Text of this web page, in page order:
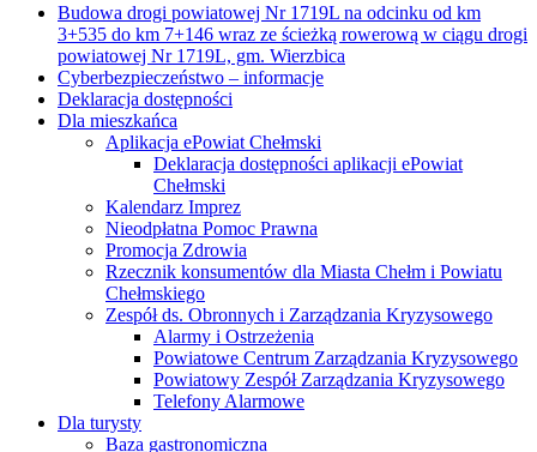
Budowa drogi powiatowej Nr 1719L na odcinku od km
3+535 do km 7+146 wraz ze ścieżką rowerową w ciągu drogi
powiatowej Nr 1719L, gm. Wierzbica
Cyberbezpieczeństwo – informacje
Deklaracja dostępności
Dla mieszkańca
Aplikacja ePowiat Chełmski
Deklaracja dostępności aplikacji ePowiat
Chełmski
Kalendarz Imprez
Nieodpłatna Pomoc Prawna
Promocja Zdrowia
Rzecznik konsumentów dla Miasta Chełm i Powiatu
Chełmskiego
Zespół ds. Obronnych i Zarządzania Kryzysowego
Alarmy i Ostrzeżenia
Powiatowe Centrum Zarządzania Kryzysowego
Powiatowy Zespół Zarządzania Kryzysowego
Telefony Alarmowe
Dla turysty
Baza gastronomiczna